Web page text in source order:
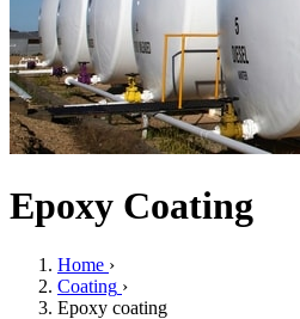
Epoxy Coating
Home ›
Coating ›
Epoxy coating